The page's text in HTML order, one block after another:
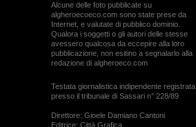
Alcune delle foto pubblicate su
algheroecoeco.com sono state prese da
Internet, e valutate di pubblico dominio.
Qualora i soggetti o gli autori delle stesse
avessero qualcosa da eccepire alla loro
pubblicazione, non esitino a segnalarlo alla
redazione di algheroeco.com
Testata giornalistica indipendente registrata
presso il tribunale di Sassari n° 228/89
Direttore: Gioele Damiano Cantoni
Editrice: Città Grafica